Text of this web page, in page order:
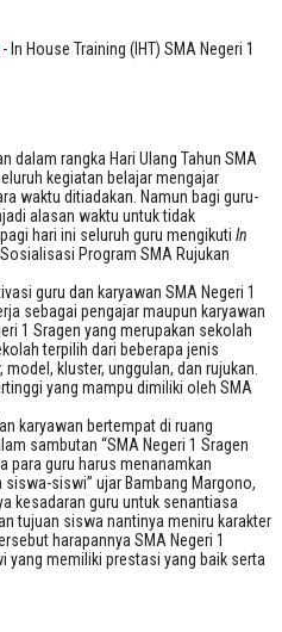
- In House Training (IHT) SMA Negeri 1
dalam rangka Hari Ulang Tahun SMA
kegiatan belajar mengajar
waktu ditiadakan. Namun bagi guru-
alasan waktu untuk tidak
hari ini seluruh guru mengikuti In
Program SMA Rujukan
guru dan karyawan SMA Negeri 1
sebagai pengajar maupun karyawan
1 Sragen yang merupakan sekolah
terpilih dari beberapa jenis
kluster, unggulan, dan rujukan.
yang mampu dimiliki oleh SMA
karyawan bertempat di ruang
sambutan “SMA Negeri 1 Sragen
para guru harus menanamkan
siswi” ujar Bambang Margono,
kesadaran guru untuk senantiasa
tujuan siswa nantinya meniru karakter
harapannya SMA Negeri 1
memiliki prestasi yang baik serta